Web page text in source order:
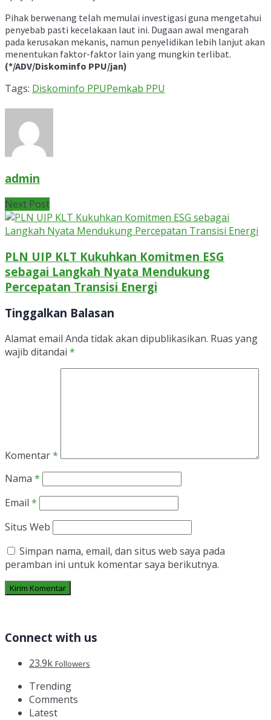
Pihak berwenang telah memulai investigasi guna mengetahui
penyebab pasti kecelakaan laut ini. Dugaan awal mengarah
pada kerusakan mekanis, namun penyelidikan lebih lanjut akan
menentukan faktor-faktor lain yang mungkin terlibat.
(*/ADV/Diskominfo PPU/jan)
Tags: Diskominfo PPUPemkab PPU
admin
Next Post
PLN UIP KLT Kukuhkan Komitmen ESG
sebagai Langkah Nyata Mendukung
Percepatan Transisi Energi
Tinggalkan Balasan
Alamat email Anda tidak akan dipublikasikan. Ruas yang
wajib ditandai *
Komentar*
Nama *
Email *
Situs Web
Simpan nama, email, dan situs web saya pada
peramban ini untuk komentar saya berikutnya.
Connect with us
23.9k Followers
Trending
Comments
Latest